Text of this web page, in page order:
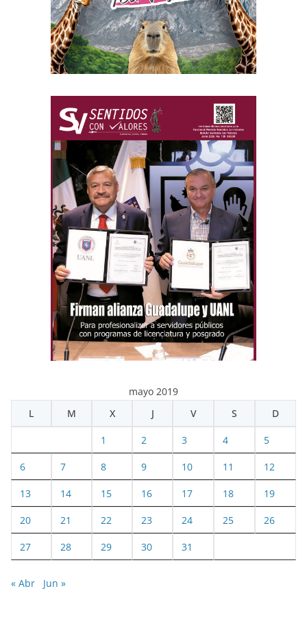
mayo 2019
L
M X J V S D
1 2 3 4 5
6 7 8 9 10 11 12
13 14 15 16 17 18 19
20 21 22 23 24 25 26
27 28 29 30 31
« Abr Jun »